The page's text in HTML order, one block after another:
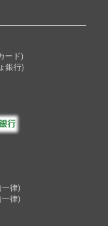
ード)
銀行)
律)
律)